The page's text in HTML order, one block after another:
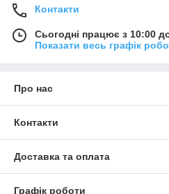
Контакти
Сьогодні працює з 10:00
Показати весь графік
Про нас
Контакти
Доставка та оплата
Графік роботи